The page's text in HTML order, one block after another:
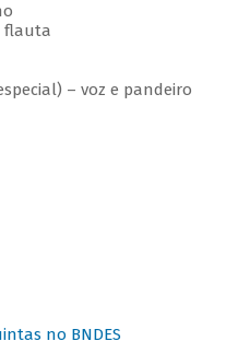
flauta
– voz e pandeiro
no BNDES